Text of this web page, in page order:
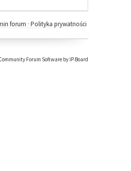
Polityka prywatności
forum ·
Forum Software by IP.Board